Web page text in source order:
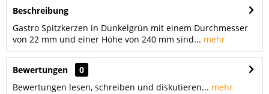
Beschreibung
Gastro Spitzkerzen in Dunkelgrün mit einem Durchmesser
von 22 mm und einer Höhe von 240 mm sind... mehr
Bewertungen
0
Bewertungen lesen, schreiben und diskutieren... mehr